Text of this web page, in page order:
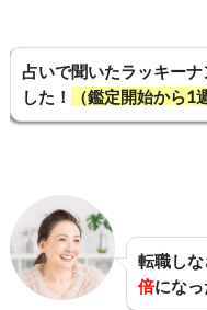
占いで聞いたラッキー
した！
（鑑定開始から1
転職し
倍になっ